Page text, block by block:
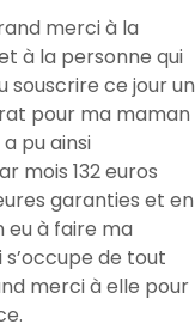
merci à la
à la personne qui
souscrire ce jour un
pour ma maman
pu ainsi
mois 132 euros
garanties et en
eu à faire ma
de tout
merci à elle pour